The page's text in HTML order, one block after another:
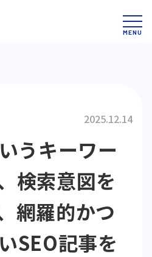
2025.12.14
うキーワー
検索意図を
網羅的かつ
SEO記事を